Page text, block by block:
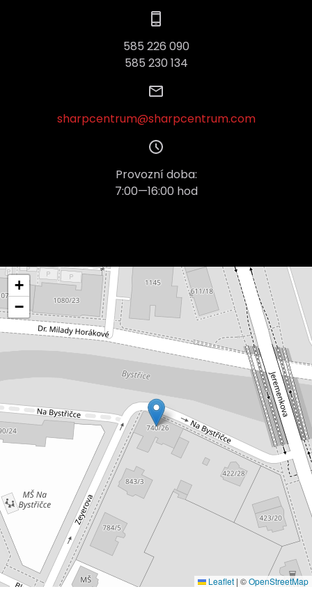
585 226 090
585 230 134
Provozní doba:
7:00—16:00 hod
sharpcentrum@sharpcentrum.com
+
−
Leaflet | ©OpenStreetMap